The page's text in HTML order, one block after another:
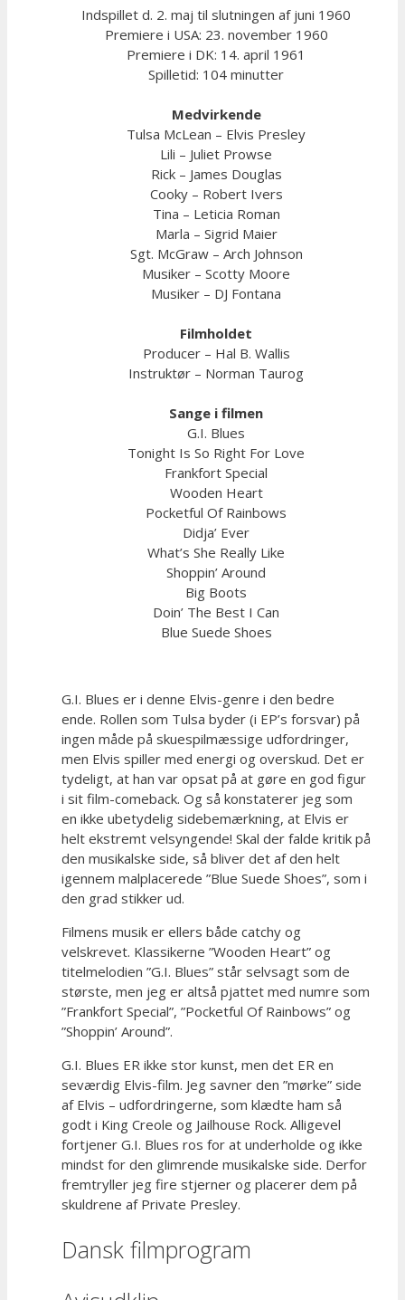
Indspillet d. 2. maj til slutningen af juni 1960
Premiere i USA: 23. november 1960
Premiere i DK: 14. april 1961
Spilletid: 104 minutter
Medvirkende
Tulsa McLean – Elvis Presley
Lili – Juliet Prowse
Rick – James Douglas
Cooky – Robert Ivers
Tina – Leticia Roman
Marla – Sigrid Maier
Sgt. McGraw – Arch Johnson
Musiker – Scotty Moore
Musiker – DJ Fontana
Filmholdet
Producer – Hal B. Wallis
Instruktør – Norman Taurog
Sange i filmen
G.I. Blues
Tonight Is So Right For Love
Frankfort Special
Wooden Heart
Pocketful Of Rainbows
Didja’ Ever
What’s She Really Like
Shoppin’ Around
Big Boots
Doin’ The Best I Can
Blue Suede Shoes
G.I. Blues er i denne Elvis-genre i den bedre
ende. Rollen som Tulsa byder (i EP’s forsvar) på
ingen måde på skuespilmæssige udfordringer,
men Elvis spiller med energi og overskud. Det er
tydeligt, at han var opsat på at gøre en god figur
i sit film-comeback. Og så konstaterer jeg som
en ikke ubetydelig sidebemærkning, at Elvis er
helt ekstremt velsyngende! Skal der falde kritik på
den musikalske side, så bliver det af den helt
igennem malplacerede ”Blue Suede Shoes”, som i
den grad stikker ud.
Filmens musik er ellers både catchy og
velskrevet. Klassikerne ”Wooden Heart” og
titelmelodien ”G.I. Blues” står selvsagt som de
største, men jeg er altså pjattet med numre som
”Frankfort Special”, ”Pocketful Of Rainbows” og
”Shoppin’ Around”.
G.I. Blues ER ikke stor kunst, men det ER en
seværdig Elvis-film. Jeg savner den ”mørke” side
af Elvis – udfordringerne, som klædte ham så
godt i King Creole og Jailhouse Rock. Alligevel
fortjener G.I. Blues ros for at underholde og ikke
mindst for den glimrende musikalske side. Derfor
fremtryller jeg fire stjerner og placerer dem på
skuldrene af Private Presley.
Dansk filmprogram